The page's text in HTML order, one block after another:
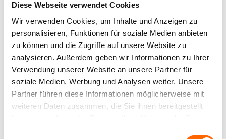
Diese Webseite verwendet Cookies
Wir verwenden Cookies, um Inhalte und Anzeigen zu
personalisieren, Funktionen für soziale Medien anbieten
zu können und die Zugriffe auf unsere Website zu
analysieren. Außerdem geben wir Informationen zu Ihrer
Verwendung unserer Website an unsere Partner für
soziale Medien, Werbung und Analysen weiter. Unsere
Partner führen diese Informationen möglicherweise mit
weiteren Daten zusammen, die Sie ihnen bereitgestellt
haben oder die sie im Rahmen Ihrer Nutzung der Dienste
UNTERSCHIEDLICHER
GRÜNTÖNE
Grün steht in den Farbenlehre für Natur, Leben,
Wachstum und Frische. Dabei ist grün aber nicht
gleich grün. Gelbliche Grüntöne wirken anregend,
frisch und vitalisierend. Sie kombiniert man am Besten
mit mit hellen Nuancen wie Sand, Beige und Hellgrau.
Bläuliche Grüntöne vermitteln Ruhe und laden zum